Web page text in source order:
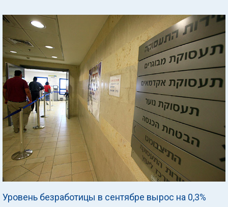
Уровень безработицы в сентябре вырос на 0,3%